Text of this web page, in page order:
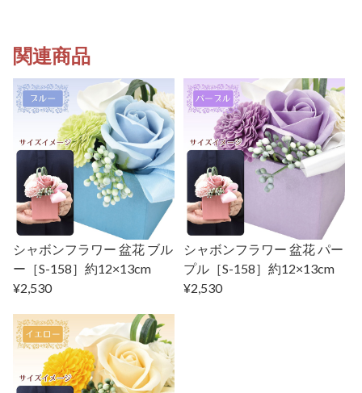
関連商品
シャボンフラワー 盆花 ブル
ー［S-158］約12×13cm
¥2,530
シャボンフラワー 盆花 パー
プル［S-158］約12×13cm
¥2,530